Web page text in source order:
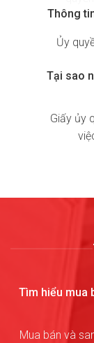
Thông
Ủy
Tại sao
Giấy ủy
Tìm hiểu mua
Mua bán và